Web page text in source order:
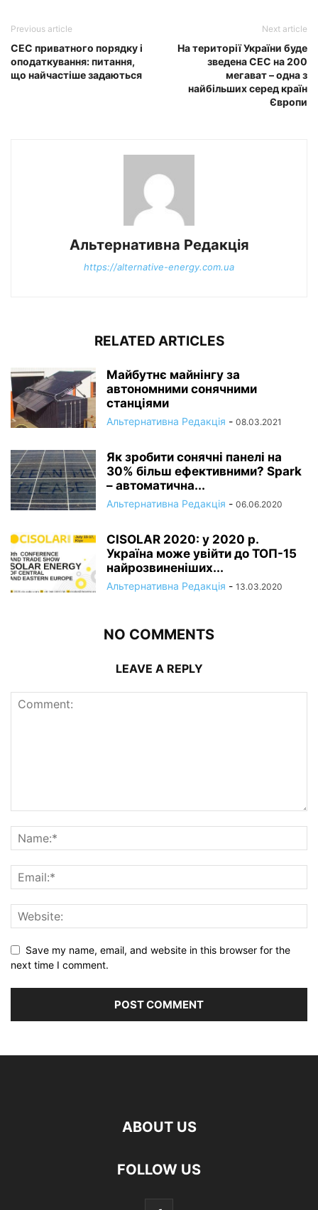
Previous article
СЕС приватного порядку і
оподаткування: питання,
що найчастіше задаються
Next article
На території України буде
зведена СЕС на 200
мегават – одна з
найбільших серед країн
Європи
Альтернативна Редакція
https://alternative-energy.com.ua
RELATED ARTICLES
Майбутнє майнінгу за
автономними сонячними
станціями
Альтернативна Редакція - 08.03.2021
Як зробити сонячні панелі на
30% більш ефективними? Spark
– автоматична...
Альтернативна Редакція - 06.06.2020
CISOLAR 2020: у 2020 р.
Україна може увійти до ТОП-15
найрозвиненіших...
Альтернативна Редакція - 13.03.2020
NO COMMENTS
LEAVE A REPLY
Save my name, email, and website in this browser for the
next time I comment.
ABOUT US
FOLLOW US